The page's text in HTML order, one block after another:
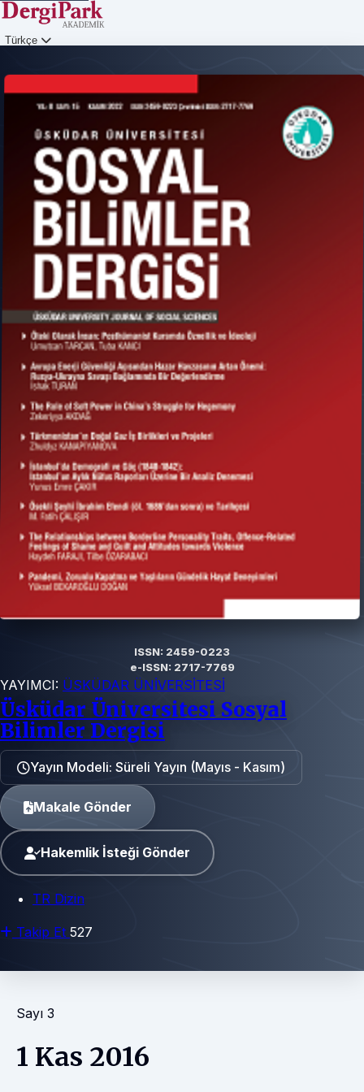
Türkçe
ISSN: 2459-0223
e-ISSN: 2717-7769
YAYIMCI: ÜSKÜDAR ÜNİVERSİTESİ
Üsküdar Üniversitesi Sosyal
Bilimler Dergisi
Yayın Modeli: Süreli Yayın (Mayıs - Kasım)
Makale Gönder
Hakemlik İsteği Gönder
TR Dizin
Takip Et 527
Sayı 3
1 Kas 2016